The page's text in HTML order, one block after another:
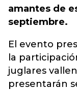
amantes de
septiembre.
El evento
la
juglares
presentarán